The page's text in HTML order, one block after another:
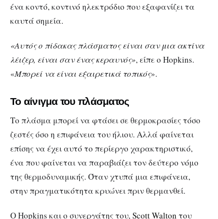
ένα κοντό, κοντινό ηλεκτρόδιο που εξαφανίζει τα
καυτά σημεία.
«Αυτός ο πίδακας πλάσματος είναι σαν μια ακτίνα
λέιζερ, είναι σαν ένας κεραυνός», είπε ο Hopkins.
«Μπορεί να είναι εξαιρετικά τοπικός».
Το αίνιγμα του πλάσματος
Το πλάσμα μπορεί να φτάσει σε θερμοκρασίες τόσο
ζεστές όσο η επιφάνεια του ήλιου. Αλλά φαίνεται
επίσης να έχει αυτό το περίεργο χαρακτηριστικό,
ένα που φαίνεται να παραβιάζει τον δεύτερο νόμο
της θερμοδυναμικής. Όταν χτυπά μια επιφάνεια,
στην πραγματικότητα κρυώνει πριν θερμανθεί.
Ο Hopkins και ο συνεργάτης του,Scott Walton του